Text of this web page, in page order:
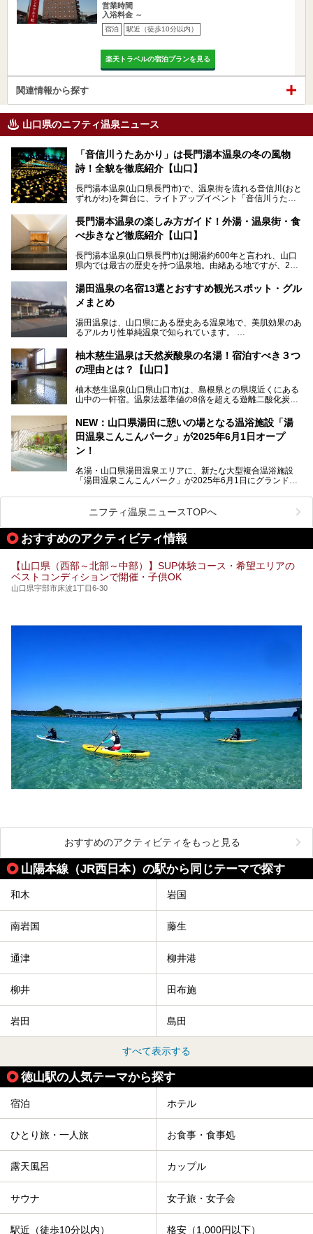
営業時間
入浴料金 ～
宿泊 駅近（徒歩10分以内）
楽天トラベルの宿泊プランを見る
関連情報から探す
山口県のニフティ温泉ニュース
「音信川うたあかり」は長門湯本温泉の冬の風物
詩！全貌を徹底紹介【山口】
長門湯本温泉(山口県長門市)で、温泉街を流れる音信川(おと
ずれがわ)を舞台に、ライトアップイベント「音信川うたあ
～3月3日(日)。詩のナレーションや音楽に合わせた幻想的な
光の演出や、地元児童生徒が製作した作品などを設置。温泉
街を一段と輝かせてくれます。
今回は筆者自ら「音信川うたあかり2024」を体験し、その
全貌を徹底紹介。また同時期に開催されている「湯道展in長
長門湯本温泉の楽しみ方ガイド！外湯・温泉街・食
べ歩きなど徹底紹介【山口】
長門湯本温泉(山口県長門市)は開湯約600年と言われ、山口
県内では最古の歴史を持つ温泉地。由緒ある地ですが、202
生まれ変わりました。
今回は、外湯(日帰り入浴施設)である「恩湯」をはじめ、温
紹介。また、アクセスの注意点も併せてご紹介します！
湯田温泉の名宿13選とおすすめ観光スポット・グル
メまとめ
湯田温泉は、山口県にある歴史ある温泉地で、美肌効果のあ
るアルカリ性単純温泉で知られています。
湯田温泉では、瑠璃光寺五重塔などの観光スポット、「そば
寿司」などのグルメスポット、なかには「女将劇場」なんて
一風変わった催しを実施している旅館もあり、観光を満喫で
この記事では、湯田温泉の魅力を味わえる宿泊施設や日帰り
ス方法も紹介します！
柚木慈生温泉は天然炭酸泉の名湯！宿泊すべき３つ
の理由とは？【山口】
柚木慈生温泉(山口県山口市)は、島根県との県境近くにある
山中の一軒宿。温泉法基準値の8倍を超える遊離二酸化炭素
親しまれています。
日帰り入浴も可能ですが、その真価を存分に満喫するならば
宿泊がベスト。今回は、知られざるその理由を詳細解説。温
泉ファンなら一度は行ってみたい炭酸泉の名湯を、存分にご
紹介します！
NEW：山口県湯田に憩いの場となる温浴施設「湯
田温泉こんこんパーク」が2025年6月1日オープ
ン！
名湯・山口県湯田温泉エリアに、新たな大型複合温浴施設
「湯田温泉こんこんパーク」が2025年6月1日にグランドオ
総工費はなんと約42億円。温泉だけでなく、交流できる施
設として整備され、まさに“温泉のテーマパーク”のようなス
ポットです。今回は、その魅力を3つの注目ポイントに分け
てご紹介します。
ニフティ温泉ニュースTOPへ
おすすめのアクティビティ情報
【山口県（西部～北部～中部）】SUP体験コース・希望エリアの
ベストコンディションで開催・子供OK
山口県宇部市床波1丁目6-30
おすすめのアクティビティをもっと見る
山陽本線（JR西日本）の駅から同じテーマで探す
和木 岩国
南岩国 藤生
通津 柳井港
柳井 田布施
岩田 島田
すべて表示する
徳山駅の人気テーマから探す
宿泊 ホテル
ひとり旅・一人旅 お食事・食事処
露天風呂 カップル
サウナ 女子旅・女子会
駅近（徒歩10分以内） 格安（1,000円以下）